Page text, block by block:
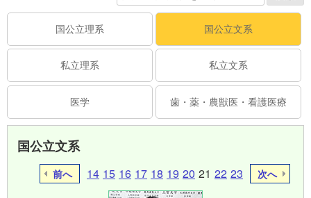
国公立理系 国公立文系
私立理系 私立文系
医学 歯・薬・農獣医・看護医療
国公立文系
前へ 14 15 16 17 18 19 20 21 22 23 次へ